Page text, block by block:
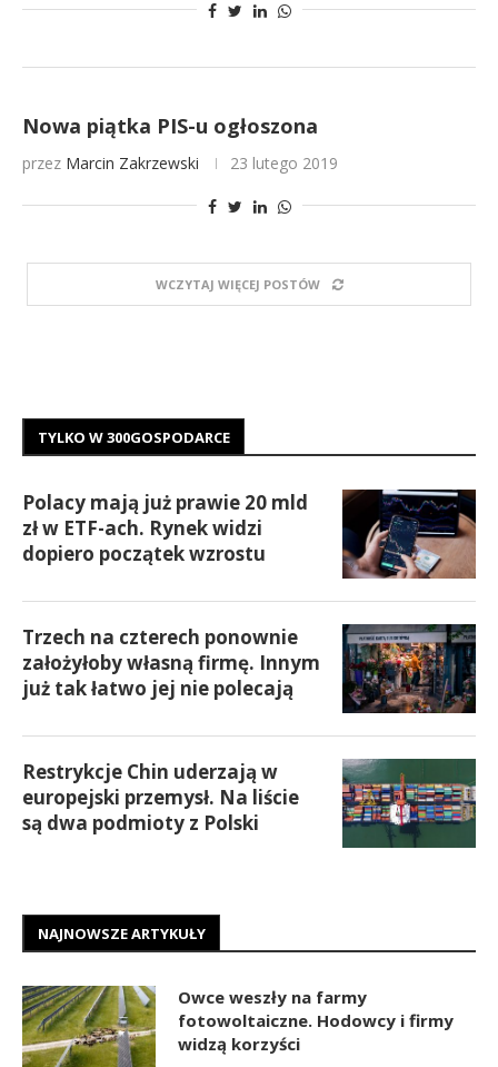
Nowa piątka PIS-u ogłoszona
przez Marcin Zakrzewski 23 lutego 2019
WCZYTAJ WIĘCEJ POSTÓW
TYLKO W 300GOSPODARCE
Polacy mają już prawie 20 mld
zł w ETF-ach. Rynek widzi
dopiero początek wzrostu
Trzech na czterech ponownie
założyłoby własną firmę. Innym
już tak łatwo jej nie polecają
Restrykcje Chin uderzają w
europejski przemysł. Na liście
są dwa podmioty z Polski
NAJNOWSZE ARTYKUŁY
Owce weszły na farmy
fotowoltaiczne. Hodowcy i firmy
widzą korzyści